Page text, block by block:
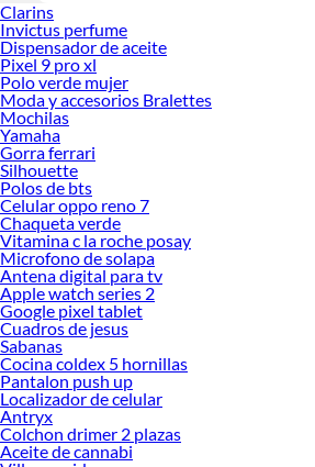
Clarins
Invictus perfume
Dispensador de aceite
Pixel 9 pro xl
Polo verde mujer
Moda y accesorios Bralettes
Mochilas
Yamaha
Gorra ferrari
Silhouette
Polos de bts
Celular oppo reno 7
Chaqueta verde
Vitamina c la roche posay
Microfono de solapa
Antena digital para tv
Apple watch series 2
Google pixel tablet
Cuadros de jesus
Sabanas
Cocina coldex 5 hornillas
Pantalon push up
Localizador de celular
Antryx
Colchon drimer 2 plazas
Aceite de cannabi